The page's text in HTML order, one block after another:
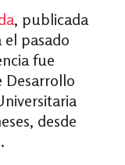
, publicada
el pasado
fue
Desarrollo
desde